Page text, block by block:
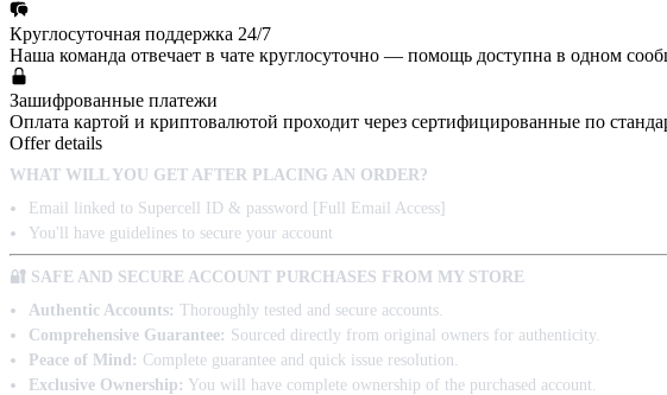
Круглосуточная поддержка 24/7
Наша команда отвечает в чате круглосуточно — помощь доступна в одном
Зашифрованные платежи
Оплата картой и криптовалютой проходит через сертифицированные по
Offer details
WHAT WILL YOU GET AFTER PLACING AN ORDER?
Email linked to Supercell ID & password [Full Email Access]
You'll have guidelines to secure your account
🔐 SAFE AND SECURE ACCOUNT PURCHASES FROM MY STORE
Authentic Accounts: Thoroughly tested and secure accounts.
Comprehensive Guarantee: Sourced directly from original owners for authenticity.
Peace of Mind: Complete guarantee and quick issue resolution.
Exclusive Ownership: You will have complete ownership of the purchased account.